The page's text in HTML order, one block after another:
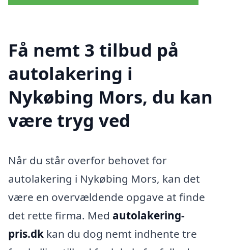
Få nemt 3 tilbud på
autolakering i
Nykøbing Mors, du kan
være tryg ved
Når du står overfor behovet for
autolakering i Nykøbing Mors, kan det
være en overvældende opgave at finde
det rette firma. Med autolakering-
pris.dk kan du dog nemt indhente tre